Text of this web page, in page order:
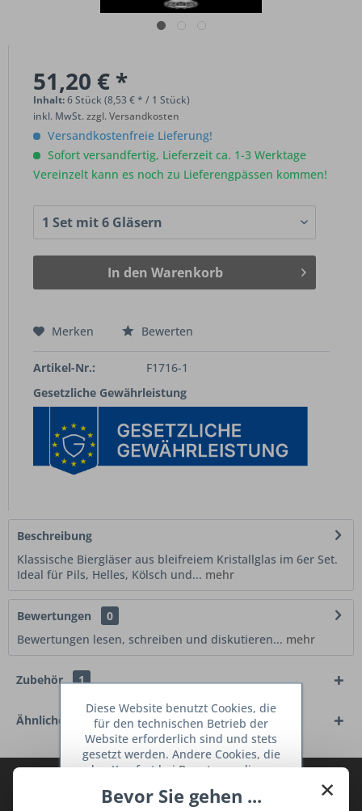
51,20 € *
Inhalt:6 Stück (8,53 € * / 1 Stück)
inkl. MwSt.zzgl. Versandkosten
Versandkostenfreie Lieferung!
Sofort versandfertig, Lieferzeit ca. 1-3 Werktage
Vereinzelt kann es noch zu Lieferengpässen kommen!
In den Warenkorb
Merken Bewerten
Artikel-Nr.:
F1716-1
Gesetzliche Gewährleistung
Beschreibung
Klassische Biergläser aus bleifreiem Kristallglas im 6er Set.
Ideal für Pils, Helles, Kölsch und... mehr
Bewertungen
0
Bewertungen lesen, schreiben und diskutieren... mehr
Zubehör 1
Ähnliche Artikel
TraumKüche Newsletter und verpassen
×
Bevor Sie gehen ...
Diese Website benutzt Cookies, die
für den technischen Betrieb der
Website erforderlich sind und stets
gesetzt werden. Andere Cookies, die
den Komfort bei Benutzung dieser
dienen oder die Interaktion mit